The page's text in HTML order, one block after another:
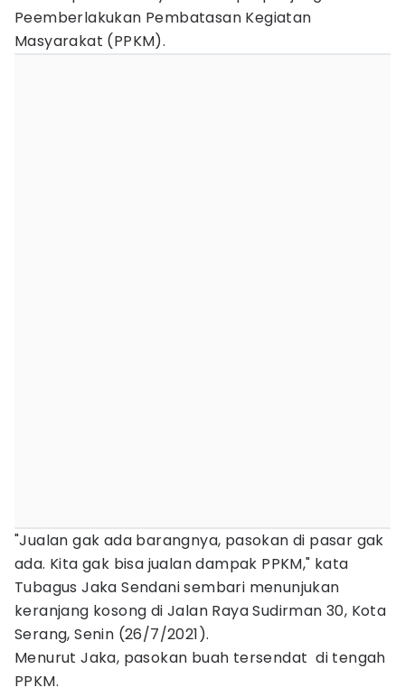
Peemberlakukan Pembatasan Kegiatan
Masyarakat (PPKM).
"Jualan gak ada barangnya, pasokan di pasar gak
ada. Kita gak bisa jualan dampak PPKM," kata
Tubagus Jaka Sendani sembari menunjukan
keranjang kosong di Jalan Raya Sudirman 30, Kota
Serang, Senin (26/7/2021).
Menurut Jaka, pasokan buah tersendat di tengah
PPKM.